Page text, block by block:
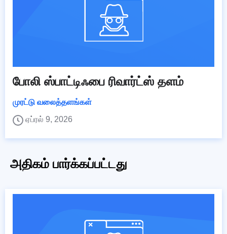
போலி ஸ்பாட்டிஃபை ரிவார்ட்ஸ் தளம்
முரட்டு வலைத்தளங்கள்
ஏப்ரல் 9, 2026
அதிகம் பார்க்கப்பட்டது